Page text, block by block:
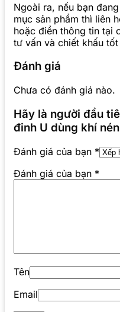
Ngoài ra, nếu bạn
mục sản phẩm thì liên
hoặc điền thông tin tại
tư vấn và chiết khấu tốt
Đánh giá
Chưa có đánh giá nào.
Hãy là người đầu
đinh U dùng khí
Đánh giá của bạn *
Đánh giá của bạn *
Tên
Email